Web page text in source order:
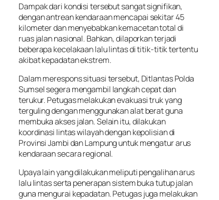
Dampak dari kondisi tersebut sangat signifikan,
dengan antrean kendaraan mencapai sekitar 45
kilometer dan menyebabkan kemacetan total di
ruas jalan nasional. Bahkan, dilaporkan terjadi
beberapa kecelakaan lalu lintas di titik-titik tertentu
akibat kepadatan ekstrem.
Dalam merespons situasi tersebut, Ditlantas Polda
Sumsel segera mengambil langkah cepat dan
terukur. Petugas melakukan evakuasi truk yang
terguling dengan menggunakan alat berat guna
membuka akses jalan. Selain itu, dilakukan
koordinasi lintas wilayah dengan kepolisian di
Provinsi Jambi dan Lampung untuk mengatur arus
kendaraan secara regional.
Upaya lain yang dilakukan meliputi pengalihan arus
lalu lintas serta penerapan sistem buka tutup jalan
guna mengurai kepadatan. Petugas juga melakukan